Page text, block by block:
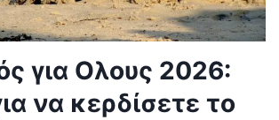
για Ολους 2026:
να κερδίσετε το